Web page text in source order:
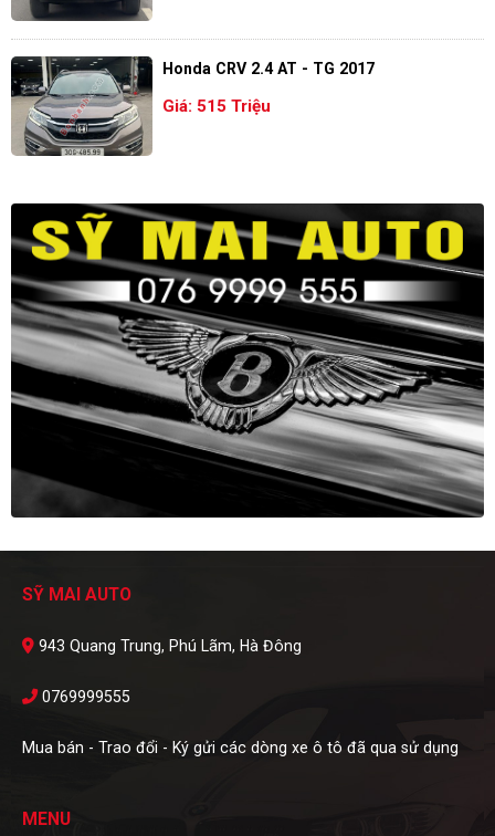
Honda CRV 2.4 AT - TG 2017
Giá: 515 Triệu
SỸ MAI AUTO
943 Quang Trung, Phú Lãm, Hà Đông
0769999555
Mua bán - Trao đổi - Ký gửi các dòng xe ô tô đã qua sử dụng
MENU